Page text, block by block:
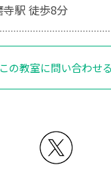
駅 徒歩8分
この教室に問い合わせる